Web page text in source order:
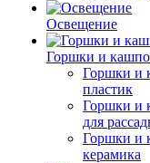
Освещение
Горшки и кашпо
Горшки и
пластик
Горшки и
для
Горшки и
керамика